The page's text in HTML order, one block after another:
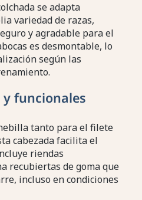
se adapta
variedad de razas,
y agradable para el
es desmontable, lo
según las
funcionales
tanto para el filete
cabezada facilita el
riendas
recubiertas de goma que
incluso en condiciones